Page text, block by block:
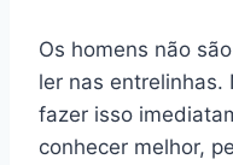
Os homens não
ler nas entrelinhas.
fazer isso
conhecer melhor,